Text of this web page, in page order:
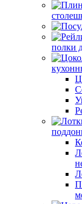
полки